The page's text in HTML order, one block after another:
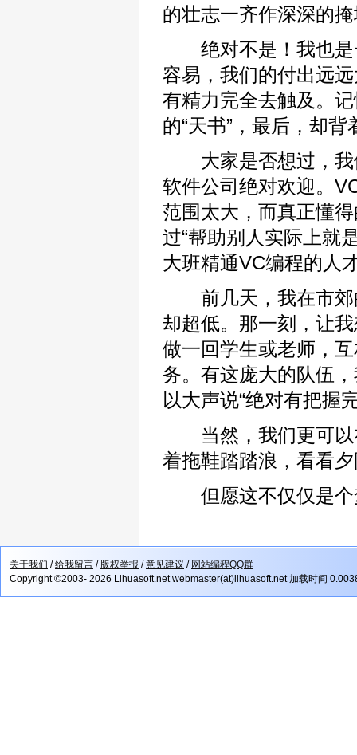
的壮志一齐作深深的
绝对不是！我也是
容易，我们的付出远
有精力完全去触及。
的“天书”，最后，却
大家是否想过，我
软件公司绝对欢迎。
范围太大，而真正懂
过“帮助别人实际上就
大班精通VC编程的人
前几天，我在市郊
却超低。那一刻，让
做一回学生或老师，
务。有这庞大的队伍
以大声说“绝对有把握
当然，我们更可以
着拖鞋踏踏浪，看看
但愿这不仅仅是个
关于我们 /给我留言 /版权举报 /意见建议 / 网站编程QQ群
Copyright ©2003- 2026 Lihuasoft.net webmaster(at)lihuasoft.net 加载时间